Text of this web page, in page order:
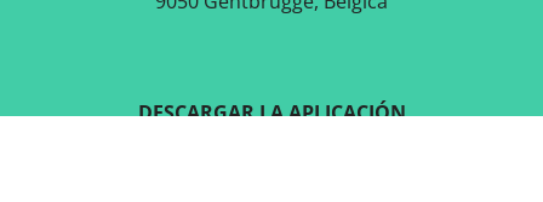
DESCARGAR LA APLICACIÓN